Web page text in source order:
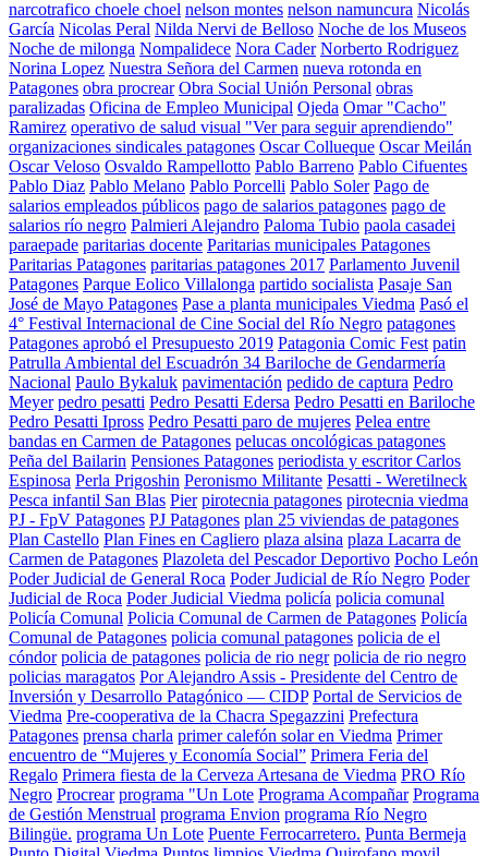
narcotrafico choele choel nelson montes nelson namuncura Nicolás
García Nicolas Peral Nilda Nervi de Belloso Noche de los Museos
Noche de milonga Nompalidece Nora Cader Norberto Rodriguez
Norina Lopez Nuestra Señora del Carmen nueva rotonda en
Patagones obra procrear Obra Social Unión Personal obras
paralizadas Oficina de Empleo Municipal Ojeda Omar "Cacho"
Ramirez operativo de salud visual "Ver para seguir aprendiendo"
organizaciones sindicales patagones Oscar Collueque Oscar Meilán
Oscar Veloso Osvaldo Rampellotto Pablo Barreno Pablo Cifuentes
Pablo Diaz Pablo Melano Pablo Porcelli Pablo Soler Pago de
salarios empleados públicos pago de salarios patagones pago de
salarios río negro Palmieri Alejandro Paloma Tubio paola casadei
paraepade paritarias docente Paritarias municipales Patagones
Paritarias Patagones paritarias patagones 2017 Parlamento Juvenil
Patagones Parque Eolico Villalonga partido socialista Pasaje San
José de Mayo Patagones Pase a planta municipales Viedma Pasó el
4° Festival Internacional de Cine Social del Río Negro patagones
Patagones aprobó el Presupuesto 2019 Patagonia Comic Fest patin
Patrulla Ambiental del Escuadrón 34 Bariloche de Gendarmería
Nacional Paulo Bykaluk pavimentación pedido de captura Pedro
Meyer pedro pesatti Pedro Pesatti Edersa Pedro Pesatti en Bariloche
Pedro Pesatti Ipross Pedro Pesatti paro de mujeres Pelea entre
bandas en Carmen de Patagones pelucas oncológicas patagones
Peña del Bailarin Pensiones Patagones periodista y escritor Carlos
Espinosa Perla Prigoshin Peronismo Militante Pesatti - Weretilneck
Pesca infantil San Blas Pier pirotecnia patagones pirotecnia viedma
PJ - FpV Patagones PJ Patagones plan 25 viviendas de patagones
Plan Castello Plan Fines en Cagliero plaza alsina plaza Lacarra de
Carmen de Patagones Plazoleta del Pescador Deportivo Pocho León
Poder Judicial de General Roca Poder Judicial de Río Negro Poder
Judicial de Roca Poder Judicial Viedma policía policia comunal
Policía Comunal Policia Comunal de Carmen de Patagones Policía
Comunal de Patagones policia comunal patagones policia de el
cóndor policia de patagones policia de rio negr policia de rio negro
policias maragatos Por Alejandro Assis - Presidente del Centro de
Inversión y Desarrollo Patagónico — CIDP Portal de Servicios de
Viedma Pre-cooperativa de la Chacra Spegazzini Prefectura
Patagones prensa charla primer calefón solar en Viedma Primer
encuentro de “Mujeres y Economía Social” Primera Feria del
Regalo Primera fiesta de la Cerveza Artesana de Viedma PRO Río
Negro Procrear programa "Un Lote Programa Acompañar Programa
de Gestión Menstrual programa Envion programa Río Negro
Bilingüe. programa Un Lote Puente Ferrocarretero. Punta Bermeja